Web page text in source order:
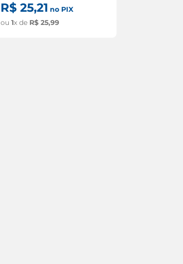
R$ 25,21 no PIX
ou 1x de R$ 25,99